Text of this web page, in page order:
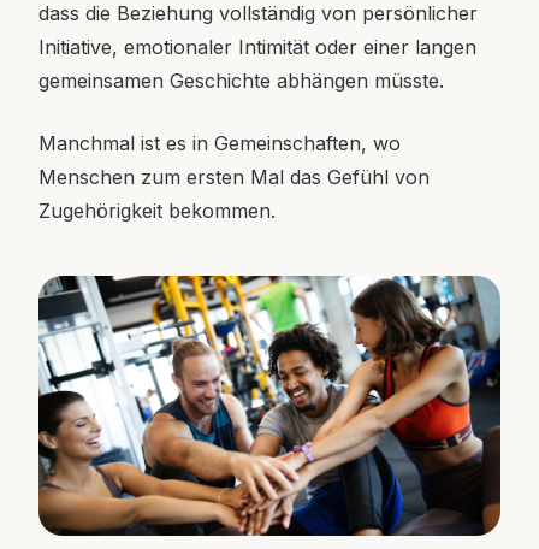
dass die Beziehung vollständig von persönlicher
Initiative, emotionaler Intimität oder einer langen
gemeinsamen Geschichte abhängen müsste.
Manchmal ist es in Gemeinschaften, wo
Menschen zum ersten Mal das Gefühl von
Zugehörigkeit bekommen.